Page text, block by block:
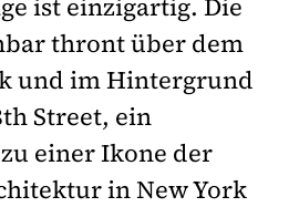
thront über dem
und im Hintergrund
Street, ein
einer Ikone der
in New York